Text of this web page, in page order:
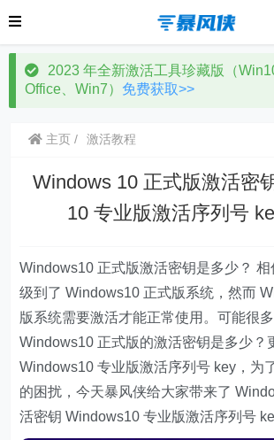
2023 年全新激活工具珍藏版（
Office、Win7） 免费获取>>
主页 激活教程
Windows 10 正式版激活密
10 专业版激活序列号
Windows10 正式版激活密钥是多少？
级到了 Windows10 正式版系统，然而
版系统需要激活才能正常使用。可能很
Windows10 正式版的激活密钥是多少？
Windows10 专业版激活序列号 key，为
的困扰，今天暴风侠给大家带来了
活密钥 Windows10 专业版激活序列号